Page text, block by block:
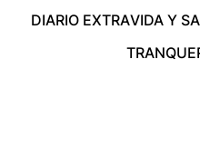
DIARIO EXTRAVIDA Y